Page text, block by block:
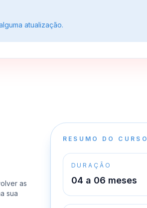
atualização.
as
sua
RESUMO DO CURSO
DURAÇÃO
04 a 06 meses